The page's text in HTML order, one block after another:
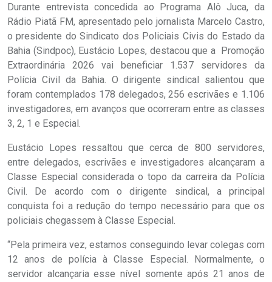
Durante entrevista concedida ao Programa Alô Juca, da
Rádio Piatã FM, apresentado pelo jornalista Marcelo Castro,
o presidente do Sindicato dos Policiais Civis do Estado da
Bahia (Sindpoc), Eustácio Lopes, destacou que a Promoção
Extraordinária 2026 vai beneficiar 1.537 servidores da
Polícia Civil da Bahia. O dirigente sindical salientou que
foram contemplados 178 delegados, 256 escrivães e 1.106
investigadores, em avanços que ocorreram entre as classes
3, 2, 1 e Especial.
Eustácio Lopes ressaltou que cerca de 800 servidores,
entre delegados, escrivães e investigadores alcançaram a
Classe Especial considerada o topo da carreira da Polícia
Civil. De acordo com o dirigente sindical, a principal
conquista foi a redução do tempo necessário para que os
policiais chegassem à Classe Especial.
“Pela primeira vez, estamos conseguindo levar colegas com
12 anos de polícia à Classe Especial. Normalmente, o
servidor alcançaria esse nível somente após 21 anos de